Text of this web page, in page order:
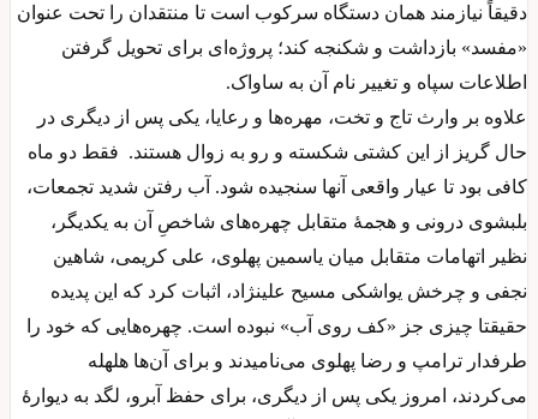
دقیقاً نیازمند همان دستگاه سرکوب است تا منتقدان را تحت عنوان
«مفسد» بازداشت و شکنجه کند؛ پروژه‌ای برای تحویل گرفتن
اطلاعات سپاه و تغییر نام آن به ساواک.
علاوه بر وارث تاج و تخت، مهره‌ها و رعایا، یکی پس از دیگری در
حال گریز از این کشتی شکسته و رو به زوال هستند. فقط دو ماه
کافی بود تا عیار واقعی آنها سنجیده شود. آب رفتن شدید تجمعات،
بلبشوی درونی و هجمهٔ متقابل چهره‌های شاخصِ آن به یکدیگر،
نظیر اتهامات متقابل میان یاسمین پهلوی، علی کریمی، شاهین
نجفی و چرخش یواشکی مسیح علینژاد، اثبات کرد که این پدیده
حقیقتا چیزی جز «کف روی آب» نبوده است. چهره‌هایی که خود را
طرفدار ترامپ و رضا پهلوی می‌نامیدند و برای آن‌ها هلهله
می‌کردند، امروز یکی پس از دیگری، برای حفظ آبرو، لگد به دیوارهٔ